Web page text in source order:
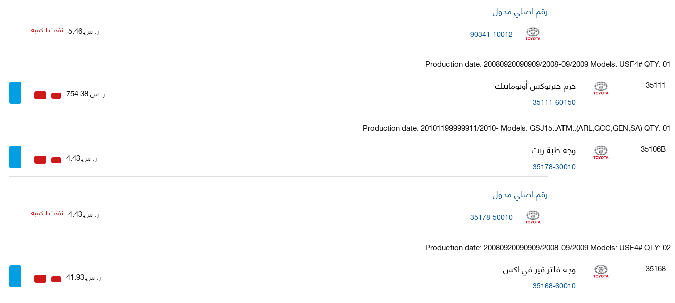
رقم اصلي محول
90341-10012 ر. س.5.46 نفذت الكمية
Production date: 20080920090909/2008-09/2009 Models: USF4# QTY: 01
35111
جرم جيربوكس أوتوماتيك
35111-60150
ر. س.754.38
Production date: 20101199999911/2010- Models: GSJ15..ATM..(ARL,GCC,GEN,SA) QTY: 01
35106B
وجه طبة زيت
35178-30010
ر. س.4.43
رقم اصلي محول
35178-50010 ر. س.4.43 نفذت الكمية
Production date: 20080920090909/2008-09/2009 Models: USF4# QTY: 02
35168
وجه فلتر قير في اكس
35168-60010
ر. س.41.93